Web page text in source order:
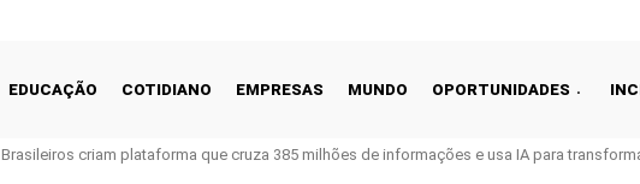
EDUCAÇÃO COTIDIANO EMPRESAS MUNDO OPORTUNIDADES
Brasileiros criam plataforma que cruza 385 milhões de informações e usa IA para